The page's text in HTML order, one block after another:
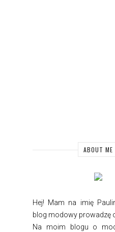
ABOUT ME
Hej! Mam na imię
blog modowy prowadzę
Na moim blogu o